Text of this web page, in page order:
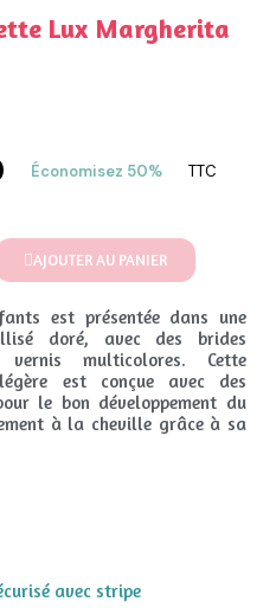
Lux Margherita
Économisez 50% TTC
AJOUTER AU PANIER
est présentée dans une
doré, avec des brides
multicolores. Cette
est conçue avec des
le bon développement du
à la cheville grâce à sa
avec stripe